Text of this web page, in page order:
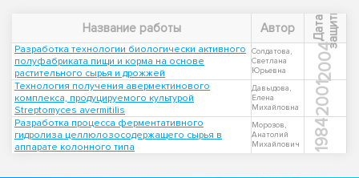
Название работы Автор Д
а
т
а
з
а
щ
и
т ы
Разработка технологии биологически активного
полуфабриката пищи и корма на основе
растительного сырья и дрожжей
Солдатова,
Светлана
Юрьевна
2004
Технология получения авермектинового
комплекса, продуцируемого культурой
Streptomyces avermitilis
Давыдова,
Елена
Михайловна
2001
Разработка процесса ферментативного
гидролиза целлюлозосодержащего сырья в
аппарате колонного типа
Морозов,
Анатолий
Михайлович
1984